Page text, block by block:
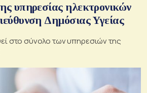
υπηρεσίας ηλεκτρονικών
Δημόσιας Υγείας
στο σύνολο των υπηρεσιών της